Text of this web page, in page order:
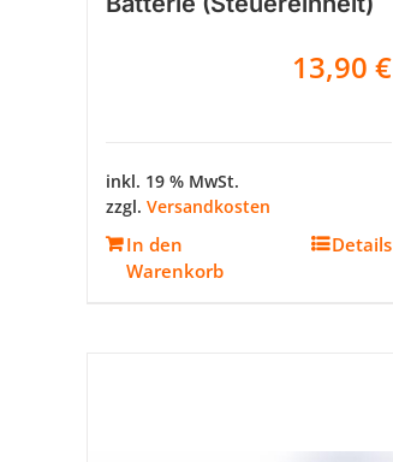
13,90 €
inkl. 19 % MwSt.
zzgl. Versandkosten
In den
Warenkorb
Details